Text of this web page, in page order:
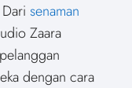
senaman
Zaara
dengan cara